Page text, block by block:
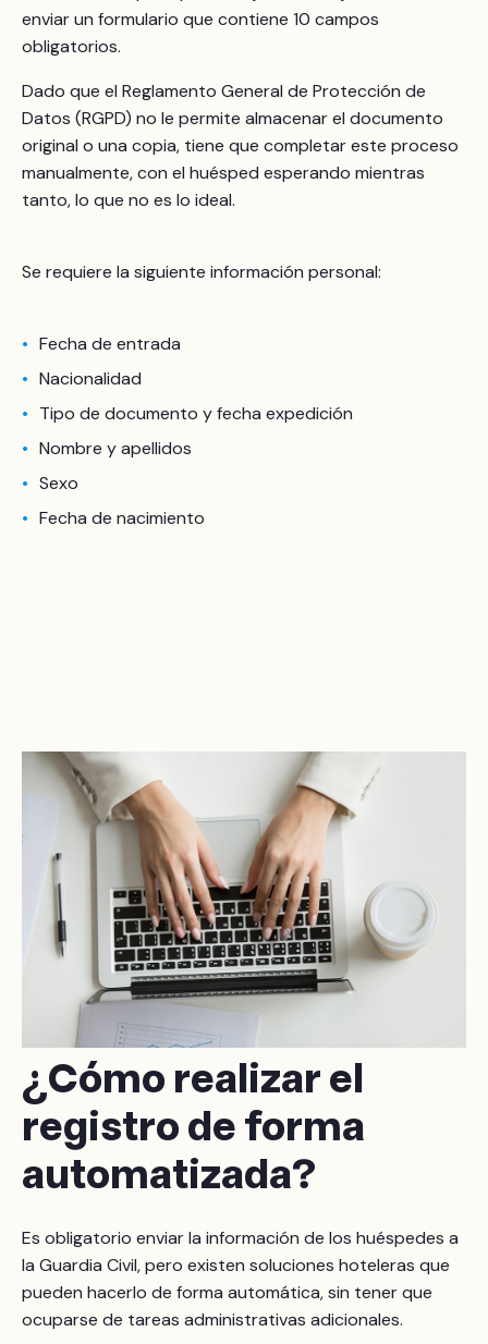
enviar un formulario que contiene 10 campos
obligatorios.
Dado que el Reglamento General de Protección de
Datos (RGPD) no le permite almacenar el documento
original o una copia, tiene que completar este proceso
manualmente, con el huésped esperando mientras
tanto, lo que no es lo ideal.
Se requiere la siguiente información personal:
Fecha de entrada
Nacionalidad
Tipo de documento yfecha expedición
Nombre y apellidos
Sexo
Fecha de nacimiento
¿Cómo realizar el
registro de forma
automatizada?
Es obligatorio enviar la información de los huéspedes a
la Guardia Civil, pero existen soluciones hoteleras que
pueden hacerlo de forma automática, sin tener que
ocuparse de tareas administrativas adicionales.